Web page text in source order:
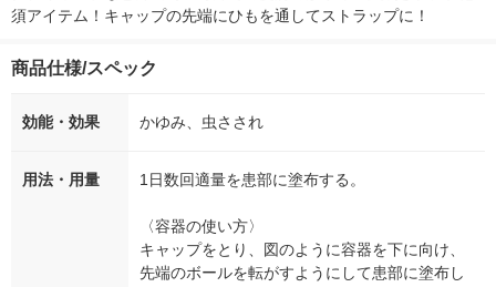
須アイテム！キャップの先端にひもを通してストラップに！
商品仕様/スペック
効能・効果 かゆみ、虫さされ
用法・用量 1日数回適量を患部に塗布する。
〈容器の使い方〉
キャップをとり、図のように容器を下に向け、
先端のボールを転がすようにして患部に塗布し